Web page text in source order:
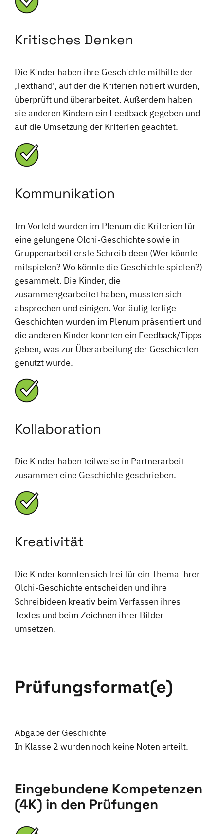
Kritisches Denken
Die Kinder haben ihre Geschichte mithilfe der
‚Texthand‘, auf der die Kriterien notiert wurden,
überprüft und überarbeitet. Außerdem haben
sie anderen Kindern ein Feedback gegeben und
auf die Umsetzung der Kriterien geachtet.
Kommunikation
Im Vorfeld wurden im Plenum die Kriterien für
eine gelungene Olchi-Geschichte sowie in
Gruppenarbeit erste Schreibideen (Wer könnte
mitspielen? Wo könnte die Geschichte spielen?)
gesammelt. Die Kinder, die
zusammengearbeitet haben, mussten sich
absprechen und einigen. Vorläufig fertige
Geschichten wurden im Plenum präsentiert und
die anderen Kinder konnten ein Feedback/Tipps
geben, was zur Überarbeitung der Geschichten
genutzt wurde.
Kollaboration
Die Kinder haben teilweise in Partnerarbeit
zusammen eine Geschichte geschrieben.
Kreativität
Die Kinder konnten sich frei für ein Thema ihrer
Olchi-Geschichte entscheiden und ihre
Schreibideen kreativ beim Verfassen ihres
Textes und beim Zeichnen ihrer Bilder
umsetzen.
Prüfungsformat(e)
Abgabe der Geschichte
In Klasse 2 wurden noch keine Noten erteilt.
Eingebundene Kompetenzen
(4K) in den Prüfungen